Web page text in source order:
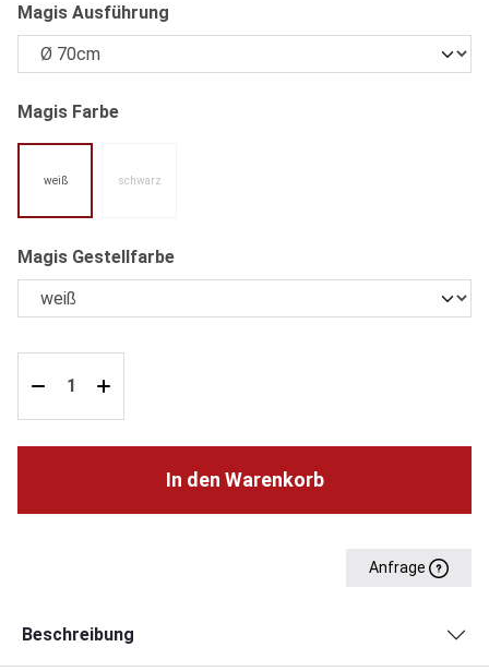
Magis Ausführung
Magis Farbeauswählen
weiß schwarz(Diese Option ist zurzeit nicht verfügbar.)
Magis Gestellfarbeauswählen
In den Warenkorb
Anfrage
Beschreibung